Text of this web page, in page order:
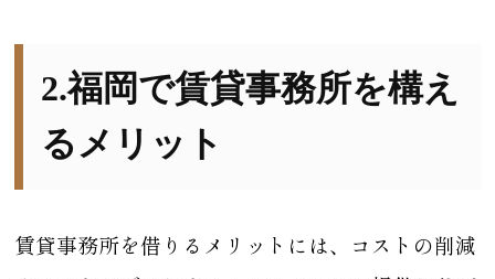
2.福岡で賃貸事務所を構え
るメリット
賃貸事務所を借りるメリットには、コストの削減